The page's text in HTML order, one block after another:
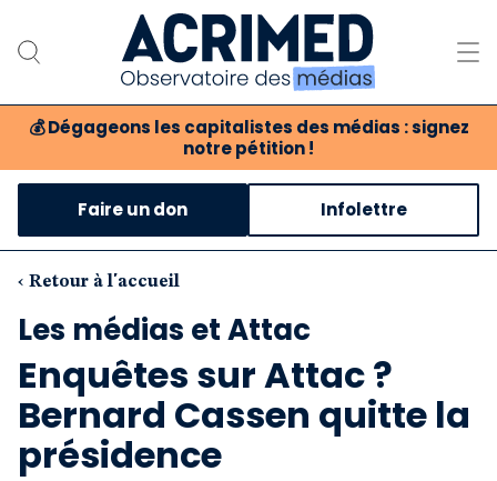
💰 Dégageons les capitalistes des médias : signez
notre pétition !
Notre association
Notre critique des médias
Nos propositions
Notre revue
Boutique
Faire un don Infolettre
‹ Retour à l'accueil
Les médias et Attac
Enquêtes sur Attac ?
Bernard Cassen quitte la
présidence